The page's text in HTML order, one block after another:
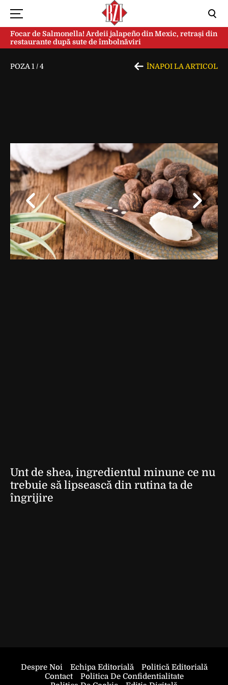
Focar de Salmonella! Ardeii jalapeño din Mexic, retrași din
restaurante după sute de îmbolnăviri
POZA 1 /4 ÎNAPOI LA ARTICOL
Unt de shea, ingredientul minune ce nu
trebuie să lipsească din rutina ta de
îngrijire
Despre Noi Echipa Editorială
Politică Editorială
Contact
Politica De Confidentialitate